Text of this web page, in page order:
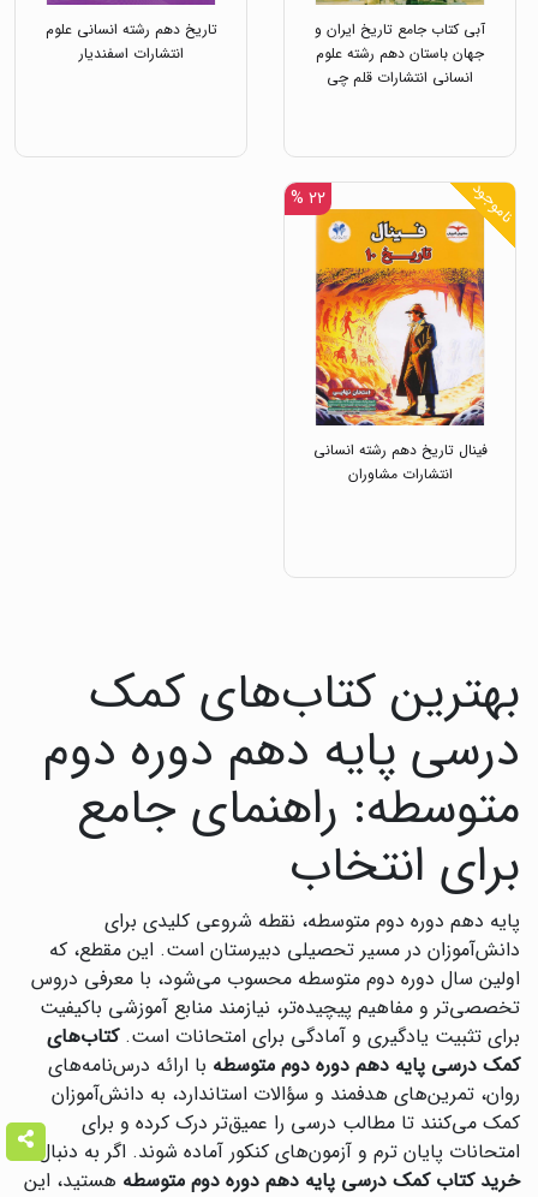
آبی کتاب جامع تاریخ ایران و
جهان باستان دهم رشته علوم
انسانی انتشارات قلم چی
تاریخ دهم رشته انسانی علوم
انتشارات اسفندیار
ناموجود ۲۲ %
فینال تاریخ دهم رشته انسانی
انتشارات مشاوران
بهترین کتاب‌های کمک
درسی پایه دهم دوره دوم
متوسطه: راهنمای جامع
برای انتخاب
پایه دهم دوره دوم متوسطه، نقطه شروعی کلیدی برای
دانش‌آموزان در مسیر تحصیلی دبیرستان است. این مقطع، که
اولین سال دوره دوم متوسطه محسوب می‌شود، با معرفی دروس
تخصصی‌تر و مفاهیم پیچیده‌تر، نیازمند منابع آموزشی باکیفیت
برای تثبیت یادگیری و آمادگی برای امتحانات است.کتاب‌های
کمک درسی پایه دهم دوره دوم متوسطه با ارائه درس‌نامه‌های
روان، تمرین‌های هدفمند و سؤالات استاندارد، به دانش‌آموزان
کمک می‌کنند تا مطالب درسی را عمیق‌تر درک کرده و برای
امتحانات پایان ترم و آزمون‌های کنکور آماده شوند. اگر به دنبال
خرید کتاب کمک درسی پایه دهم دوره دوم متوسطه هستید، این